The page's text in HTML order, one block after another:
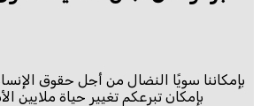
بإمكاننا سويًا النضال من أجل حقوق
بإمكان تبرعكم تغيير حياة ملايين